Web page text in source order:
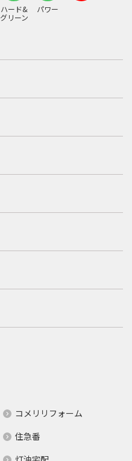
ハード&
グリーン
パワー
コメリリフォーム
住急番